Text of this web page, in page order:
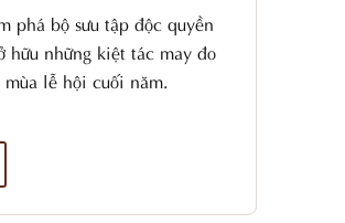
phá bộ sưu tập độc quyền
hữu những kiệt tác may đo
lễ hội cuối năm.